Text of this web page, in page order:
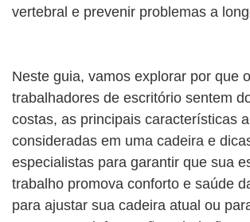
vertebral e prevenir problemas a
Neste guia, vamos explorar por que
trabalhadores de escritório sentem
costas, as principais características
consideradas em uma cadeira e
especialistas para garantir que sua
trabalho promova conforto e saúde
para ajustar sua cadeira atual ou